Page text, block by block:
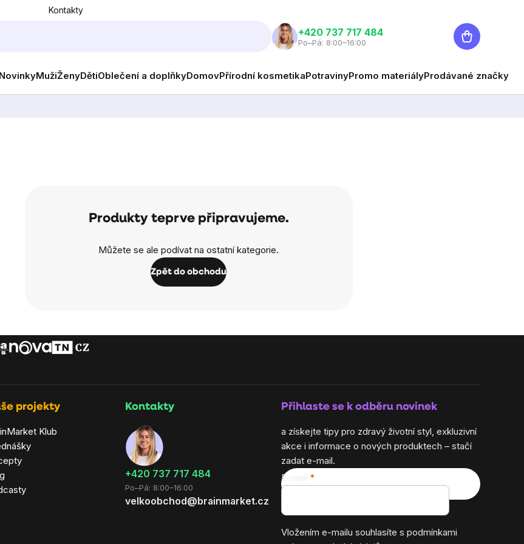
Kontakty
+420 737 717 484
Po–Pá: 8:00–16:00
Nákupní
košík
NovinkyMužiŽenyDětiOblečení a doplňkyDomovPřírodní kosmetikaPotravinyPromo materiályProdávané značky
Produkty teprve připravujeme.
Můžete se ale podívat na ostatní kategorie.
Zpět do obchodu
projekty
Klub
Kontakty
+420 737 717 484
Po–Pá: 8:00–16:00
velkoobchod@brainmarket.cz
Přihlaste se k odběru novinek
a získejte tipy pro zdravý životní styl, exkluzivní
akce i informace o nových produktech – stačí
zadat e-mail.
E-mail
Vložením e-mailu souhlasíte s podmínkami